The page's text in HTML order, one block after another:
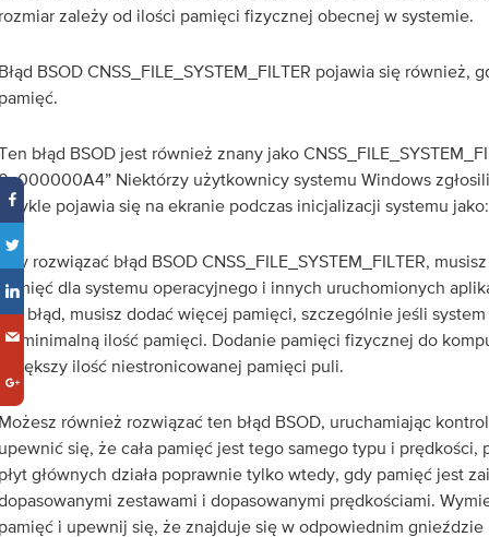
zależy od ilości pamięci fizycznej obecnej w systemie.
BSOD CNSS_FILE_SYSTEM_FILTER pojawia się również,
błąd BSOD jest również znany jako
Niektórzy użytkownicy systemu Windows
pojawia się na ekranie podczas inicjalizacji systemu jako:
rozwiązać błąd BSOD CNSS_FILE_SYSTEM_FILTER,
dla systemu operacyjnego i innych uruchomionych
błąd, musisz dodać więcej pamięci, szczególnie jeśli
minimalną ilość pamięci. Dodanie pamięci fizycznej do
ilość niestronicowanej pamięci puli.
również rozwiązać ten błąd BSOD, uruchamiając
się, że cała pamięć jest tego samego typu i prędkości,
głównych działa poprawnie tylko wtedy, gdy pamięć jest
zestawami i dopasowanymi prędkościami.
i upewnij się, że znajduje się w odpowiednim gnieździe